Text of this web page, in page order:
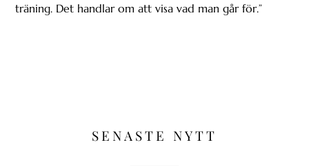
träning. Det handlar om att visa vad man går för.”
SENASTE NYTT